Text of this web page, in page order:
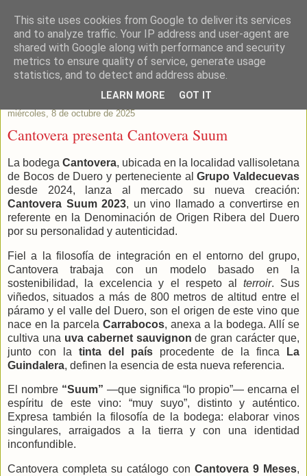
Este Vino Me Gusta
Vinos y más cosas
miércoles, 8 de octubre de 2025
Cantovera presenta Cantovera Suum
La bodega Cantovera, ubicada en la localidad vallisoletana
de Bocos de Duero y perteneciente alGrupo Valdecuevas
desde 2024, lanza al mercado su nueva creación:
Cantovera Suum 2023, un vino llamado a convertirse en
referente en la Denominación de Origen Ribera del Duero
por su personalidad y autenticidad.
Fiel a la filosofía de integración en el entorno del grupo,
Cantovera trabaja con un modelo basado en la
sostenibilidad, la excelencia y el respeto al terroir. Sus
viñedos, situados a más de 800 metros de altitud entre el
páramo y el valle del Duero, son el origen de este vino que
nace en la parcela Carrabocos, anexa a la bodega. Allí se
cultiva una uva cabernet sauvignon de gran carácter que,
junto con la tinta del país procedente de la finca
La
Guindalera, definen la esencia de esta nueva referencia.
El nombre “Suum” —que significa “lo propio”— encarna el
espíritu de este vino: “muy suyo”, distinto y auténtico.
Expresa también la filosofía de la bodega: elaborar vinos
singulares, arraigados a la tierra y con una identidad
inconfundible.
Cantovera completa su catálogo con Cantovera 9 Meses,
This site uses cookies from Google to deliver its services
and to analyze traffic. Your IP address and user-agent are
shared with Google along with performance and security
metrics to ensure quality of service, generate usage
statistics, and to detect and address abuse.
LEARN MORE GOT IT